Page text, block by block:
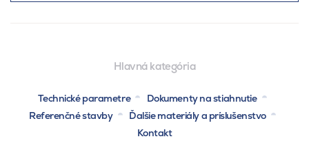
Hlavná kategória
Technické parametre
Dokumenty na stiahnutie
Referenčné stavby
Ďalšie materiály a príslušenstvo
Kontakt